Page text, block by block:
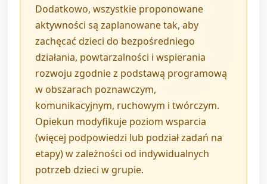
Dodatkowo, wszystkie proponowane
aktywności są zaplanowane tak, aby
zachęcać dzieci do bezpośredniego
działania, powtarzalności i wspierania
rozwoju zgodnie z podstawą programową
w obszarach poznawczym,
komunikacyjnym, ruchowym i twórczym.
Opiekun modyfikuje poziom wsparcia
(więcej podpowiedzi lub podział zadań na
etapy) w zależności od indywidualnych
potrzeb dzieci w grupie.